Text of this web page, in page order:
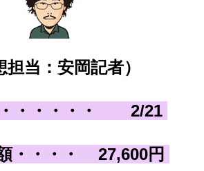
担当：安岡記者）
・・・・・ 2/21
・・・ ・ 27,600円